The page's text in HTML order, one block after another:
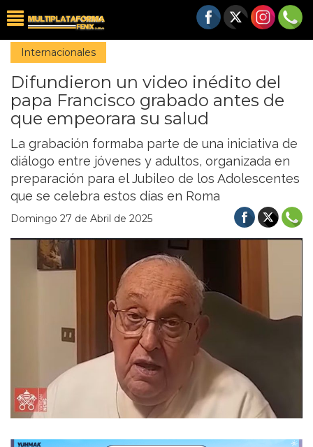
Internacionales
Difundieron un video inédito del
papa Francisco grabado antes de
que empeorara su salud
La grabación formaba parte de una iniciativa de
diálogo entre jóvenes y adultos, organizada en
preparación para el Jubileo de los Adolescentes
que se celebra estos días en Roma
Domingo 27 de Abril de 2025